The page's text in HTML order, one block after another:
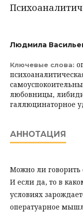
Людмила
Ключевые слова:
любовницы,
галлюцинаторное
АННОТАЦИЯ
Можно ли говорить
И если да, то в
условиях
оператуарное